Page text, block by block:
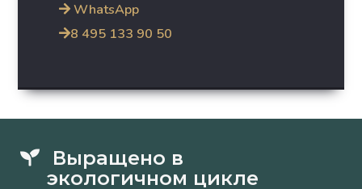
WhatsApp
8 495 133 90 50
Выращено в
экологичном цикле